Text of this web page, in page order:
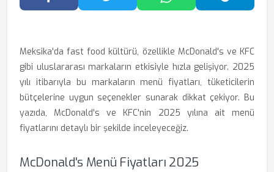
Facebook'ta PaylaşTwitter'da PaylaşWhatsApp'ta Paylaş
Meksika'da fast food kültürü, özellikle McDonald's ve KFC
gibi uluslararası markaların etkisiyle hızla gelişiyor. 2025
yılı itibarıyla bu markaların menü fiyatları, tüketicilerin
bütçelerine uygun seçenekler sunarak dikkat çekiyor. Bu
yazıda, McDonald's ve KFC'nin 2025 yılına ait menü
fiyatlarını detaylı bir şekilde inceleyeceğiz.
McDonald's Menü Fiyatları 2025